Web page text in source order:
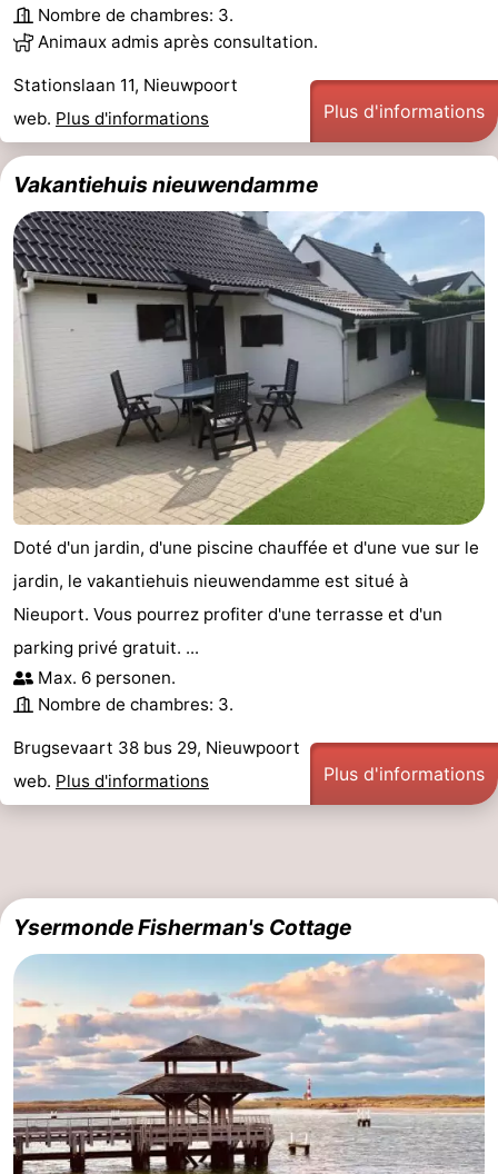
Musées
-
Monuments
-
de
vue
-
Fermes
-
Terrains
de
jeux
-
Aires
de
jeux
intérieures
-
Parcours
de
mini-
Centres
de
bien-
Villages
&
villes
Nature
Sports
-
Piscines
Faire
vélo
-
Équitation
-
golf
Equitation
Boire
manger
Événements
Pratiques
Forum
Route
Nombre de chambres: 3.
Animaux admis après consultation.
Stationslaan 11, Nieuwpoort
web. Plus d'informations Plus d'informations
Vakantiehuis nieuwendamme
Doté d'un jardin, d'une piscine chauffée et d'une vue sur le
jardin, le vakantiehuis nieuwendamme est situé à
Nieuport. Vous pourrez profiter d'une terrasse et d'un
parking privé gratuit. ...
Max. 6 personen.
Nombre de chambres: 3.
Brugsevaart 38 bus 29, Nieuwpoort
web. Plus d'informations Plus d'informations
Ysermonde Fisherman's Cottage